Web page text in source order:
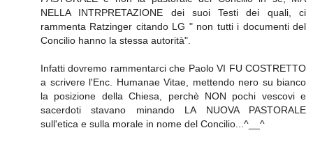
NELLA INTRPRETAZIONE dei suoi Testi dei quali, ci
rammenta Ratzinger citando LG " non tutti i documenti del
Concilio hanno la stessa autorità".
Infatti dovremo rammentarci che Paolo VI FU COSTRETTO
a scrivere l'Enc. Humanae Vitae, mettendo nero su bianco
la posizione della Chiesa, perchè NON pochi vescovi e
sacerdoti stavano minando LA NUOVA PASTORALE
sull'etica e sulla morale in nome del Concilio...^__^